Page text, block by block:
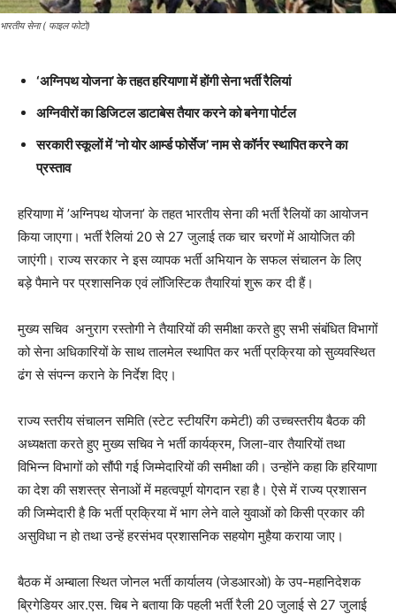
भारतीय सेना ( फाइल फोटो)
‘अग्निपथ योजना’ के तहत हरियाणा में होंगी सेना भर्ती रैलियां
अग्निवीरों का डिजिटल डाटाबेस तैयार करने को बनेगा पोर्टल
सरकारी स्कूलों में ’नो योर आर्म्ड फोर्सेज’ नाम से कॉर्नर स्थापित करने का
प्रस्ताव
हरियाणा में ’अग्निपथ योजना’ के तहत भारतीय सेना की भर्ती रैलियों का आयोजन
किया जाएगा। भर्ती रैलियां 20 से 27 जुलाई तक चार चरणों में आयोजित की
जाएंगी। राज्य सरकार ने इस व्यापक भर्ती अभियान के सफल संचालन के लिए
बड़े पैमाने पर प्रशासनिक एवं लॉजिस्टिक तैयारियां शुरू कर दी हैं।
मुख्य सचिव अनुराग रस्तोगी ने तैयारियों की समीक्षा करते हुए सभी संबंधित विभागों
को सेना अधिकारियों के साथ तालमेल स्थापित कर भर्ती प्रक्रिया को सुव्यवस्थित
ढंग से संपन्न कराने के निर्देश दिए।
राज्य स्तरीय संचालन समिति (स्टेट स्टीयरिंग कमेटी) की उच्चस्तरीय बैठक की
अध्यक्षता करते हुए मुख्य सचिव ने भर्ती कार्यक्रम, जिला-वार तैयारियों तथा
विभिन्न विभागों को सौंपी गई जिम्मेदारियों की समीक्षा की। उन्होंने कहा कि हरियाणा
का देश की सशस्त्र सेनाओं में महत्वपूर्ण योगदान रहा है। ऐसे में राज्य प्रशासन
की जिम्मेदारी है कि भर्ती प्रक्रिया में भाग लेने वाले युवाओं को किसी प्रकार की
असुविधा न हो तथा उन्हें हरसंभव प्रशासनिक सहयोग मुहैया कराया जाए।
बैठक में अम्बाला स्थित जोनल भर्ती कार्यालय (जेडआरओ) के उप-महानिदेशक
ब्रिगेडियर आर.एस. चिब ने बताया कि पहली भर्ती रैली 20 जुलाई से 27 जुलाई